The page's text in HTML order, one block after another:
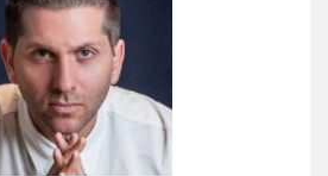
0543986802
עו"ד בועז קניג
פלילי משפחה כלכלי
0507003001